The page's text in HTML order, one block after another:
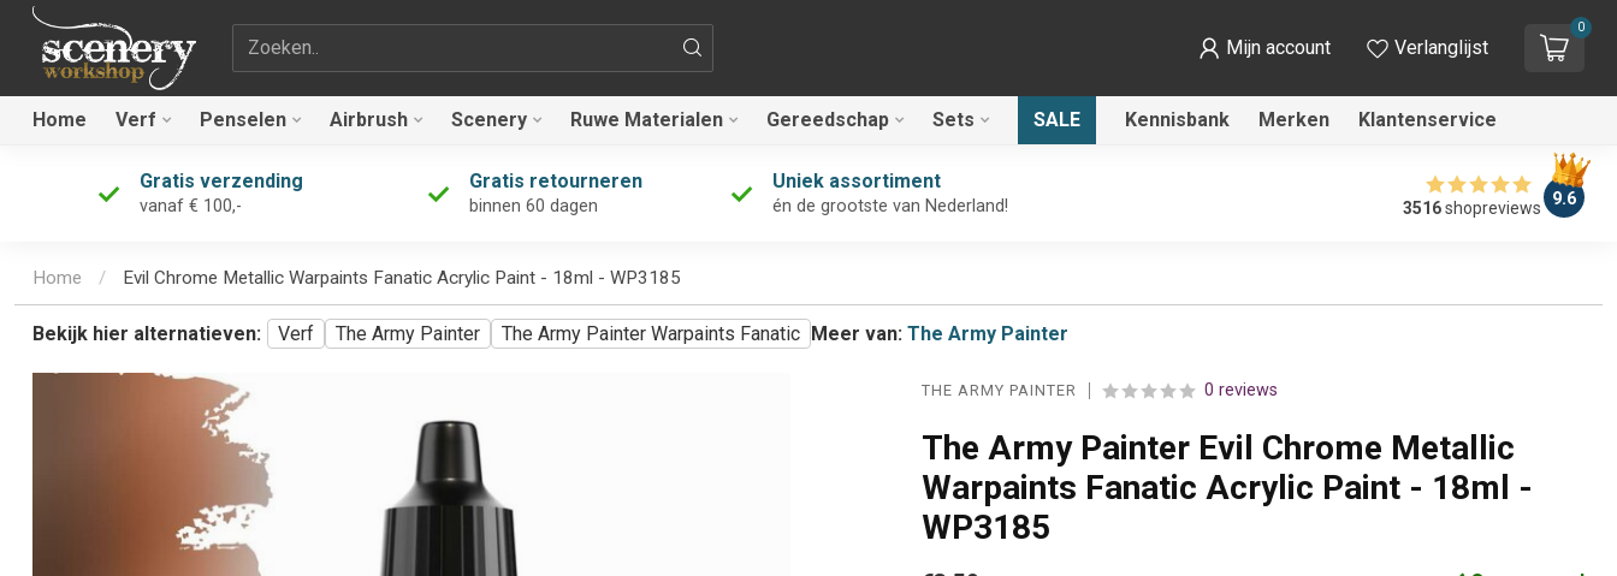
Zoekterm Mijn account Verlanglijst
0
Home Verf Penselen Airbrush Scenery Ruwe Materialen Gereedschap Sets SALE Kennisbank Merken Klantenservice
Gratis verzending
vanaf € 100,-
Gratis retourneren
binnen 60 dagen
Uniek assortiment
én de grootste van Nederland! 3516shopreviews 9.6
Home / Evil Chrome Metallic Warpaints Fanatic Acrylic Paint - 18ml - WP3185
Bekijk hier alternatieven: Verf The Army Painter The Army Painter Warpaints Fanatic Meer van: The Army Painter
THE ARMY PAINTER 0 reviews
The Army Painter Evil Chrome Metallic
Warpaints Fanatic Acrylic Paint - 18ml -
WP3185